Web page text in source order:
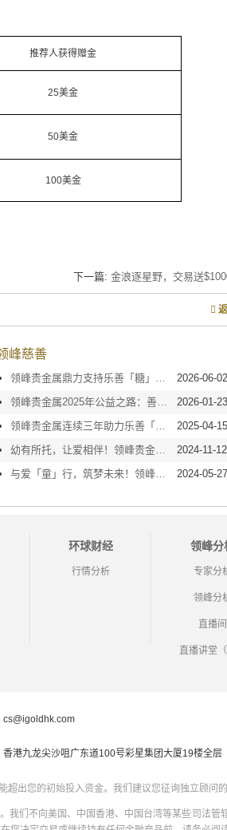
推荐人获得赠金
25美金
50美金
100美金
下一篇: 金浪逐星野，交易送
峰慈善
2026-06-02
2026-01-23
2025-04-15
2024-11-12
2024-05-27
环球财经
行情分析
领峰分
专家分
领峰分
直播间
直播讲堂（
cs@igoldhk.com
香港九龙尖沙咀广东道100号彩星集团大厦19楼全层
出您的初始投入资金。我们建议您征询独立顾问
们不向美国、中国香港、中国台湾等某些司法